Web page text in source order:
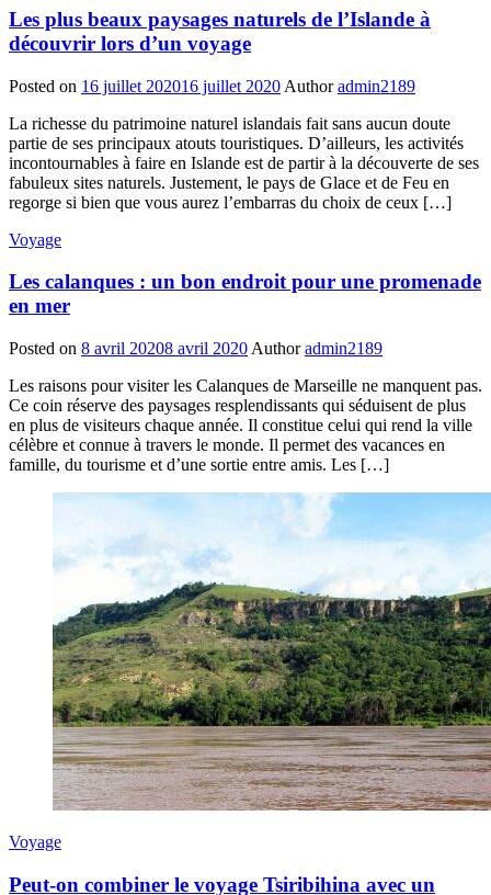
Les plus beaux paysages naturels de l’Islande à
découvrir lors d’un voyage
Posted on 16 juillet 202016 juillet 2020 Author admin2189
La richesse du patrimoine naturel islandais fait sans aucun doute
partie de ses principaux atouts touristiques. D’ailleurs, les activités
incontournables à faire en Islande est de partir à la découverte de ses
fabuleux sites naturels. Justement, le pays de Glace et de Feu en
regorge si bien que vous aurez l’embarras du choix de ceux […]
Voyage
Les calanques : un bon endroit pour une promenade
en mer
Posted on 8 avril 20208 avril 2020 Author admin2189
Les raisons pour visiter les Calanques de Marseille ne manquent pas.
Ce coin réserve des paysages resplendissants qui séduisent de plus
en plus de visiteurs chaque année. Il constitue celui qui rend la ville
célèbre et connue à travers le monde. Il permet des vacances en
famille, du tourisme et d’une sortie entre amis. Les […]
Voyage
Peut-on combiner le voyage Tsiribihina avec un